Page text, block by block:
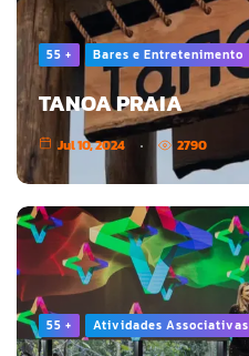
55 + Bares e Entretenimento
TANOA PRAIA
Jul 10, 2024 2790
55 + Atividades Associativas